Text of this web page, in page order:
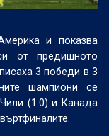
и показва
от предишното
3 победи в 3
шампиони се
(1:0) и Канада